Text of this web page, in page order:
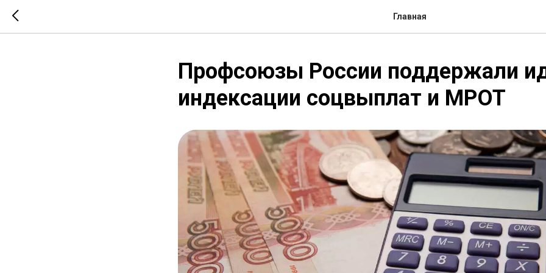
Главная
Профсоюзы России поддержали
индексации соцвыплат и МРОТ